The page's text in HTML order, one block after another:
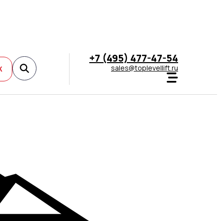
+7 (495) 477-47-54
sales@toplevellift.ru